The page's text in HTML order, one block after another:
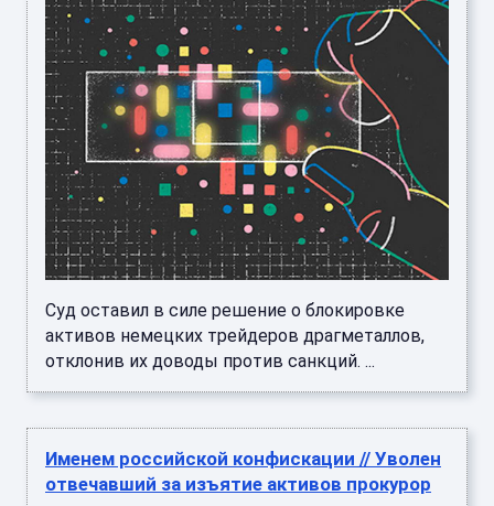
Суд оставил в силе решение о блокировке
активов немецких трейдеров драгметаллов,
отклонив их доводы против санкций. ...
Именем российской конфискации // Уволен
отвечавший за изъятие активов прокурор